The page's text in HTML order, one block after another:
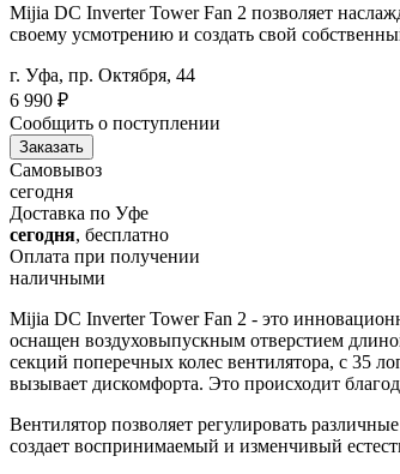
Mijia DC Inverter Tower Fan 2 позволяет
своему усмотрению и создать свой
г. Уфа, пр. Октября, 44
6 990 ₽
Сообщить о поступлении
Заказать
Самовывоз
сегодня
Доставка по Уфе
сегодня, бесплатно
Оплата при получении
наличными
Mijia DC Inverter Tower Fan 2 - это
оснащен воздуховыпускным отверстием
секций поперечных колес вентилятора, с 35
вызывает дискомфорта. Это происходит
Вентилятор позволяет регулировать
создает воспринимаемый и изменчивый